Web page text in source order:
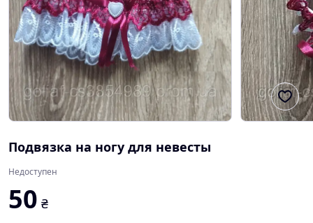
Подвязка на ногу для невесты
Недоступен
50 ₴